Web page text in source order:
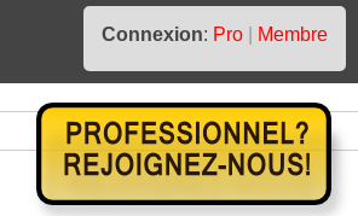
Connexion: Pro Membre